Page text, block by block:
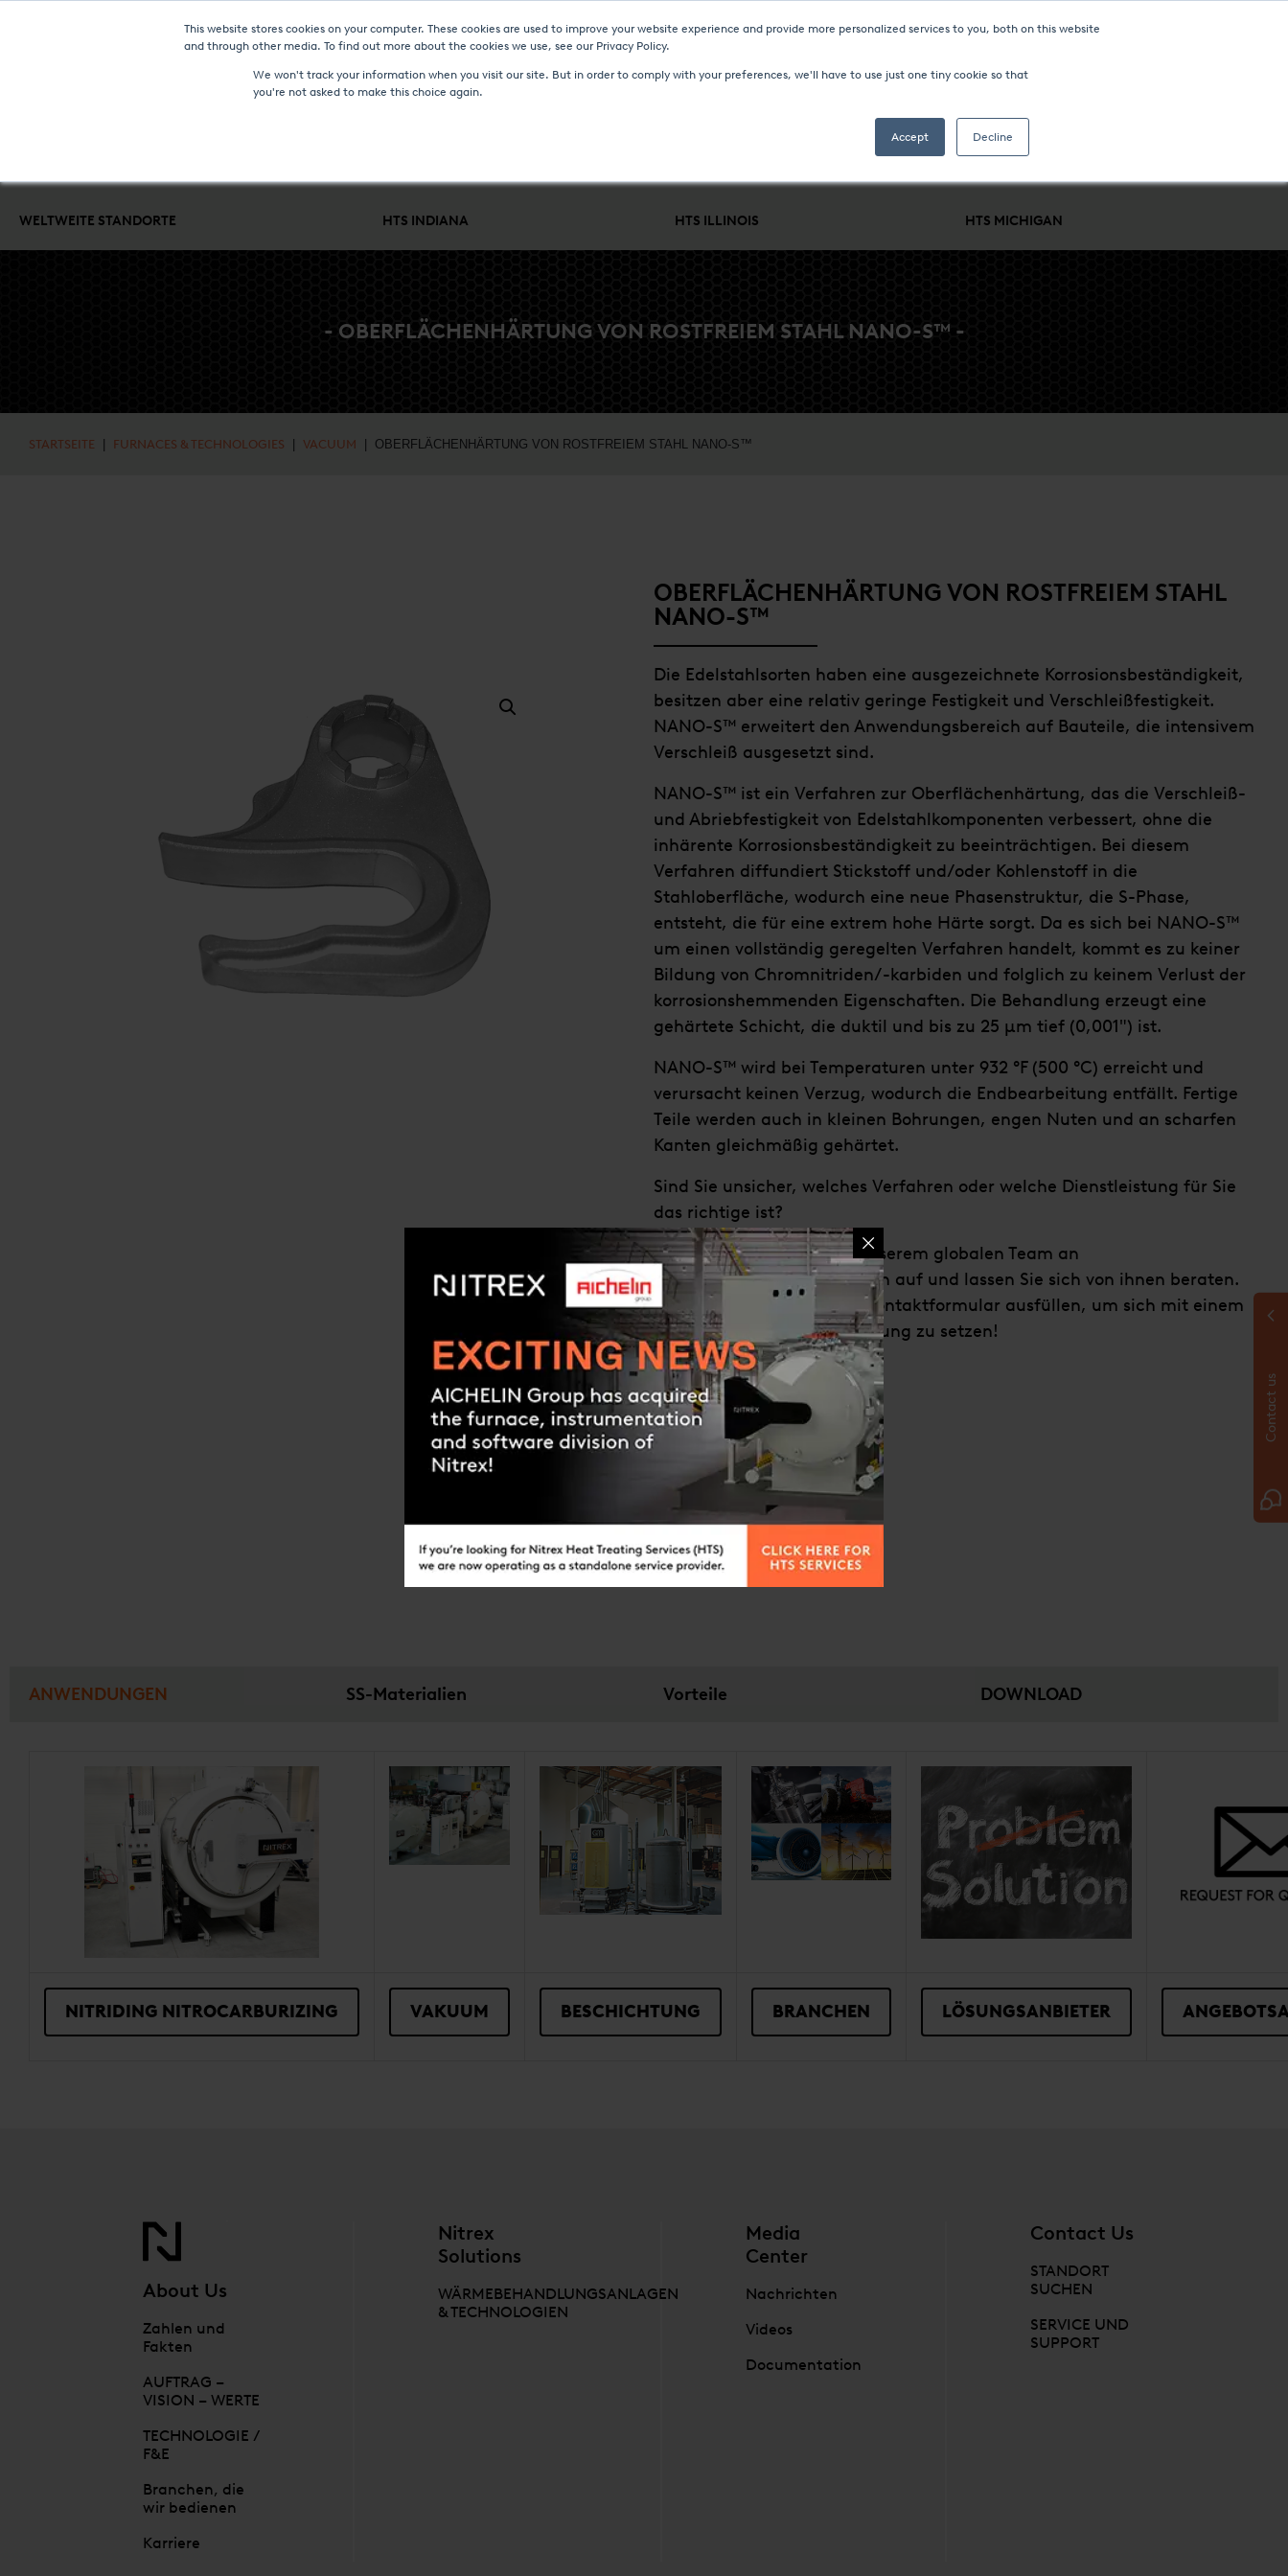
This website stores cookies on your computer. These cookies are used to improve your website experience and provide more personalized services to you, both on this website
and through other media. To find out more about the cookies we use, see our Privacy Policy.
We won't track your information when you visit our site. But in order to comply with your preferences, we'll have to use just one tiny cookie so that
you're not asked to make this choice again.
Accept Decline
NEUIGKEITEN UND VERANSTALTUNGENMEDIA CENTERKARRIEREKONTAKT
WELTWEITE STANDORTE HTS INDIANA HTS ILLINOIS HTS MICHIGAN
- OBERFLÄCHENHÄRTUNG VON ROSTFREIEM STAHL NANO-S™ -
STARTSEITE | FURNACES & TECHNOLOGIES | VACUUM | OBERFLÄCHENHÄRTUNG VON ROSTFREIEM STAHL NANO-S™
OBERFLÄCHENHÄRTUNG VON ROSTFREIEM STAHL
NANO-S™
Die Edelstahlsorten haben eine ausgezeichnete Korrosionsbeständigkeit,
besitzen aber eine relativ geringe Festigkeit und Verschleißfestigkeit.
NANO-S™ erweitert den Anwendungsbereich auf Bauteile, die intensivem
Verschleiß ausgesetzt sind.
NANO-S™ ist ein Verfahren zur Oberflächenhärtung, das die Verschleiß-
und Abriebfestigkeit von Edelstahlkomponenten verbessert, ohne die
inhärente Korrosionsbeständigkeit zu beeinträchtigen. Bei diesem
Verfahren diffundiert Stickstoff und/oder Kohlenstoff in die
Stahloberfläche, wodurch eine neue Phasenstruktur, die S-Phase,
entsteht, die für eine extrem hohe Härte sorgt. Da es sich bei NANO-S™
um einen vollständig geregelten Verfahren handelt, kommt es zu keiner
Bildung von Chromnitriden/-karbiden und folglich zu keinem Verlust der
korrosionshemmenden Eigenschaften. Die Behandlung erzeugt eine
gehärtete Schicht, die duktil und bis zu 25 μm tief (0,001″) ist.
NANO-S™ wird bei Temperaturen unter 932 °F (500 °C) erreicht und
verursacht keinen Verzug, wodurch die Endbearbeitung entfällt. Fertige
Teile werden auch in kleinen Bohrungen, engen Nuten und an scharfen
Kanten gleichmäßig gehärtet.
Sind Sie unsicher, welches Verfahren oder welche Dienstleistung für Sie
das richtige ist?
Nehmen Sie Kontakt mit unserem globalen Team an
Wärmebehandlungsexperten auf und lassen Sie sich von ihnen beraten.
Alternativ können Sie das Kontaktformular ausfüllen, um sich mit einem
unserer Experten in Verbindung zu setzen!
ANGEBOTSANFRAGE
ANWENDUNGEN SS-Materialien Vorteile DOWNLOAD
NITRIDING NITROCARBURIZING VAKUUM BESCHICHTUNG BRANCHEN LÖSUNGSANBIETER
About Us
Zahlen und
Fakten
AUFTRAG –
VISION – WERTE
TECHNOLOGIE /
F&E
Branchen, die
wir bedienen
Karriere
Nitrex
Solutions
WÄRMEBEHANDLUNGSANLAGEN
& TECHNOLOGIEN
Media
Center
Nachrichten
Videos
Documentation
Contact Us
STANDORT
SUCHEN
SERVICE UND
SUPPORT
Contact us